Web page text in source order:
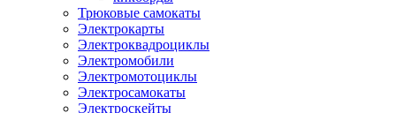
Трюковые самокаты
Электрокарты
Электроквадроциклы
Электромобили
Электромотоциклы
Электросамокаты
Электроскейты